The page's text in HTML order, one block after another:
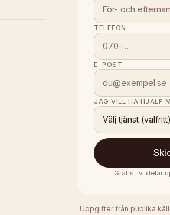
TELEFON
E-POST
JAG VILL HA HJÄLP
Välj tjänst (valfritt)
Gratis · vi delar
Uppgifter från publika